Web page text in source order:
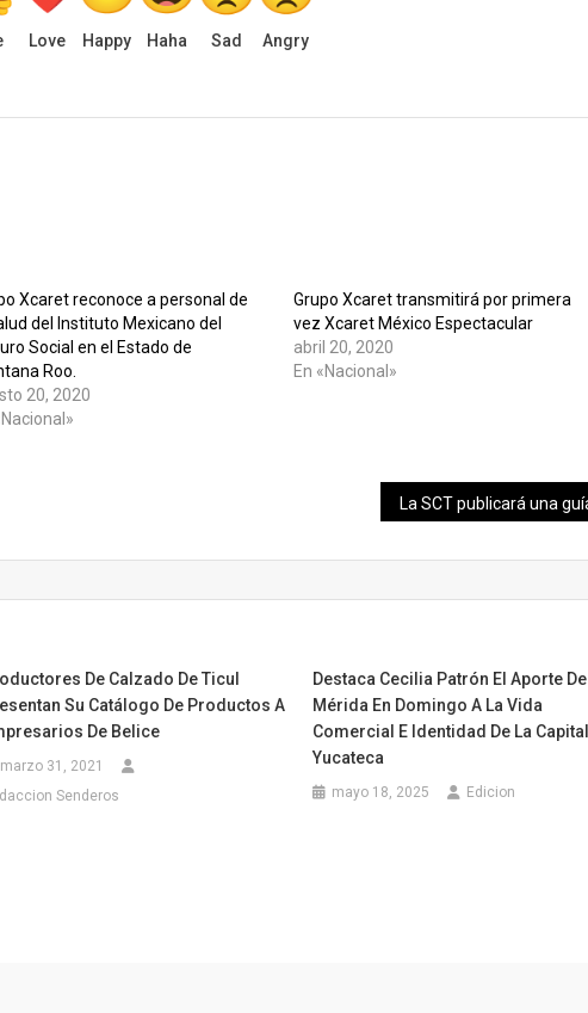
Love Happy Haha Sad Angry
Xcaret reconoce a personal de
del Instituto Mexicano del
Social en el Estado de
Roo.
20, 2020
Grupo Xcaret transmitirá por primera
vez Xcaret México Espectacular
abril 20, 2020
En «Nacional»
De Calzado De Ticul
Su Catálogo De Productos A
De Belice
marzo 31, 2021
Senderos
Destaca Cecilia Patrón El Aporte De
Mérida En Domingo A La Vida
Comercial E Identidad De La Capital
Yucateca
mayo 18, 2025 Edicion